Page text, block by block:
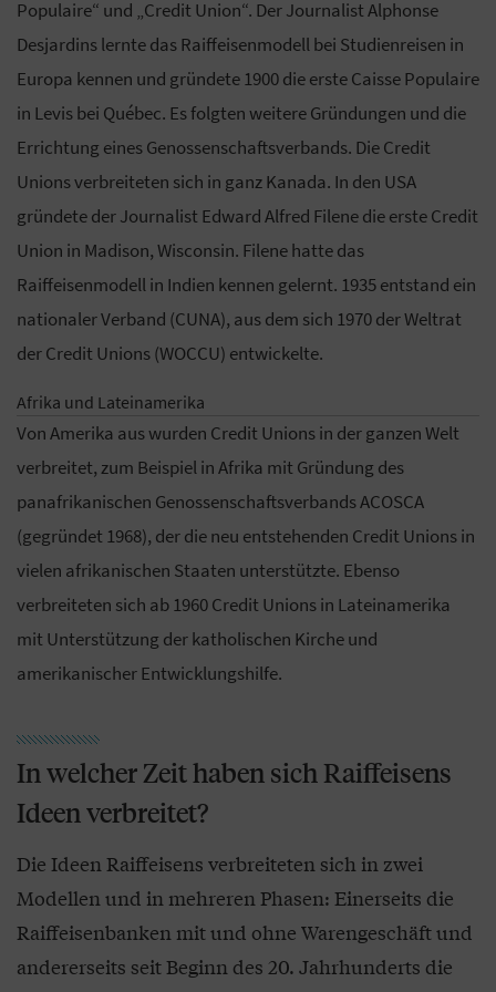
Populaire“ und „Credit Union“. Der Journalist Alphonse
Desjardins lernte das Raiffeisenmodell bei Studienreisen in
Europa kennen und gründete 1900 die erste Caisse Populaire
in Levis bei Québec. Es folgten weitere Gründungen und die
Errichtung eines Genossenschaftsverbands. Die Credit
Unions verbreiteten sich in ganz Kanada. In den USA
gründete der Journalist Edward Alfred Filene die erste Credit
Union in Madison, Wisconsin. Filene hatte das
Raiffeisenmodell in Indien kennen gelernt. 1935 entstand ein
nationaler Verband (CUNA), aus dem sich 1970 der Weltrat
der Credit Unions (WOCCU) entwickelte.
Afrika und Lateinamerika
Von Amerika aus wurden Credit Unions in der ganzen Welt
verbreitet, zum Beispiel in Afrika mit Gründung des
panafrikanischen Genossenschaftsverbands ACOSCA
(gegründet 1968), der die neu entstehenden Credit Unions in
vielen afrikanischen Staaten unterstützte. Ebenso
verbreiteten sich ab 1960 Credit Unions in Lateinamerika
mit Unterstützung der katholischen Kirche und
amerikanischer Entwicklungshilfe.
In welcher Zeit haben sich Raiffeisens
Ideen verbreitet?
Die Ideen Raiffeisens verbreiteten sich in zwei
Modellen und in mehreren Phasen: Einerseits die
Raiffeisenbanken mit und ohne Warengeschäft und
andererseits seit Beginn des 20. Jahrhunderts die